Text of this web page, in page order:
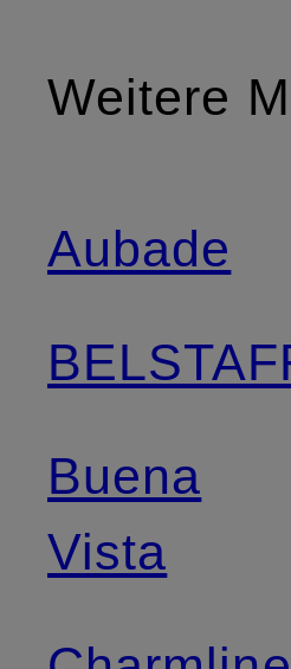
Weitere
Aubade
Buena
Vista